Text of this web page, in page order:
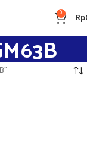
0 Rp